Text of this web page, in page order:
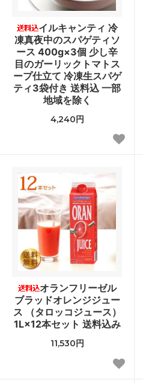
イルキャンティ 冷
凍真夜中のスパゲティソ
ース 400g×3個 少し辛
目のガーリックトマトス
ープ仕立て 冷凍生スパゲ
ティ3袋付き 送料込 一部
地域を除く
4,240円
オランフリーゼル
ブラッドオレンジジュー
ス （タロッコジュース）
1L×12本セット 送料込み
11,530円